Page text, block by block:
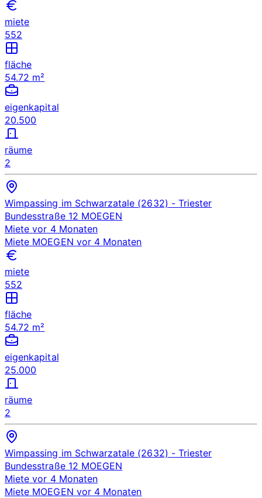
miete
552
fläche
54.72 m²
eigenkapital
20.500
räume
2
Wimpassing im Schwarzatale (2632) - Triester
Bundesstraße 12 MOEGEN
Miete vor 4 Monaten
Miete MOEGEN vor 4 Monaten
miete
552
fläche
54.72 m²
eigenkapital
25.000
räume
2
Wimpassing im Schwarzatale (2632) - Triester
Bundesstraße 12 MOEGEN
Miete vor 4 Monaten
Miete MOEGEN vor 4 Monaten